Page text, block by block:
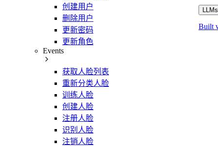
创建用户
删除用户
更新密码
更新角色
Events
获取人脸列表
重新分类人脸
训练人脸
创建人脸
注册人脸
识别人脸
注销人脸
Built